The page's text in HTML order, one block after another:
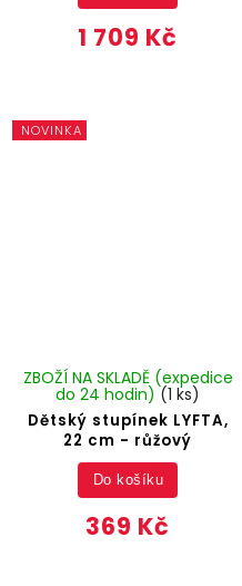
1 709 Kč
NOVINKA
Dětský stupínek LYFTA,
22 cm - růžový
ZBOŽÍ NA SKLADĚ (expedice
do 24 hodin) (1 ks)
369 Kč
Do košíku